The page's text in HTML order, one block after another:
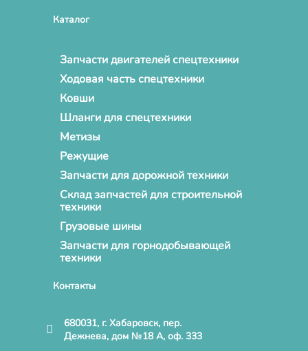
Каталог
Запчасти двигателей спецтехники
Ходовая часть спецтехники
Ковши
Шланги для спецтехники
Метизы
Режущие
Запчасти для дорожной техники
Склад запчастей для строительной
техники
Грузовые шины
Запчасти для горнодобывающей
техники
Контакты
680031, г. Хабаровск, пер.
Дежнева, дом №18 А, оф. 333